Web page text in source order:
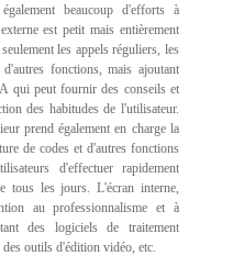
beaucoup d'efforts à
est petit mais entièrement
les appels réguliers, les
fonctions, mais ajoutant
qui peut fournir des conseils et
des habitudes de l'utilisateur.
prend également en charge la
de codes et d'autres fonctions
d'effectuer rapidement
tous les jours. L'écran interne,
au professionnalisme et à
des logiciels de traitement
outils d'édition vidéo, etc.